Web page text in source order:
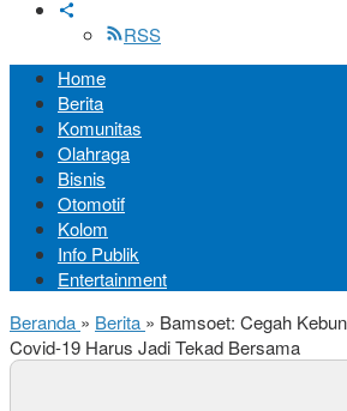
RSS
Home
Berita
Komunitas
Olahraga
Bisnis
Otomotif
Kolom
Info Publik
Entertainment
Beranda » Berita » Bamsoet: Cegah
Covid-19 Harus Jadi Tekad Bersama